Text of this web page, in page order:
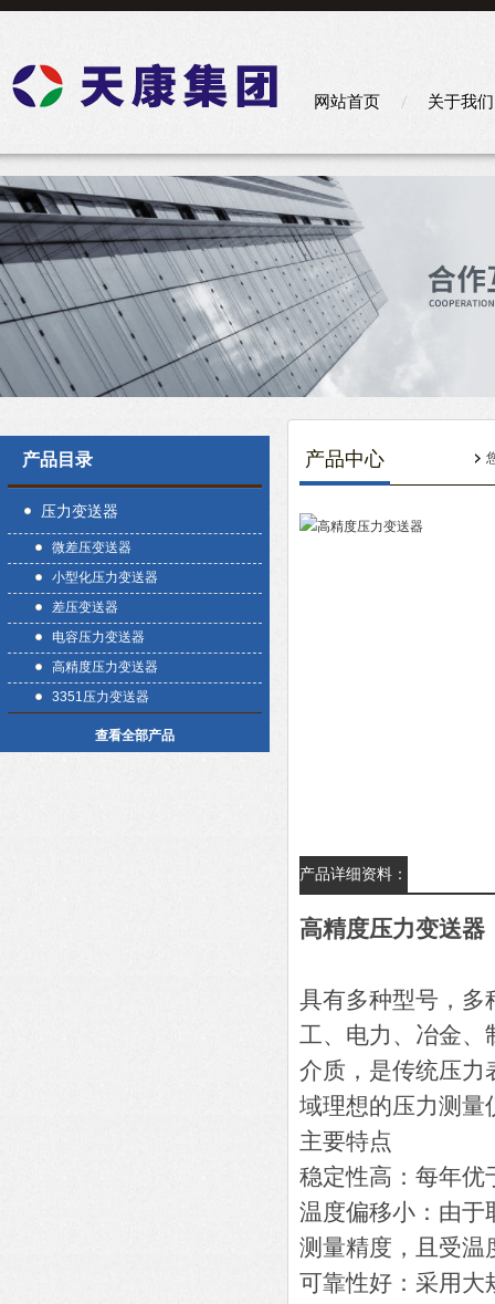
网站首页 关于我们
产品目录
压力变送器
微差压变送器
小型化压力变送器
差压变送器
电容压力变送器
高精度压力变送器
3351压力变送器
查看全部产品
产品中心
产品详细资料：
高精度压力变送器
具有多种型号，多
工、电力、冶金、
介质，是传统压力
域理想的压力测量
主要特点
稳定性高：每年优
温度偏移小：由于
测量精度，且受温
可靠性好：采用大